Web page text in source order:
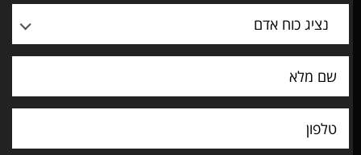
נציג כוח אדם